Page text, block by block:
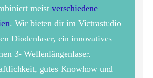
meist verschiedene
. Wir bieten dir im Victrastudio
Diodenlaser, ein innovatives
3- Wellenlängenlaser.
gutes Knowhow und